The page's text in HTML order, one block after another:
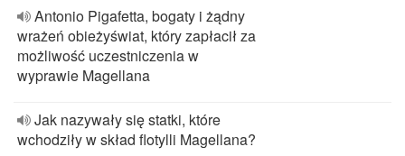
Antonio Pigafetta, bogaty i żądny
wrażeń obieżyświat, który zapłacił za
możliwość uczestniczenia w
wyprawie Magellana
Jak nazywały się statki, które
wchodziły w skład flotylli Magellana?